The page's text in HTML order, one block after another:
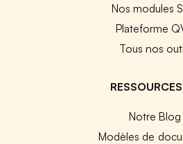
Nos modules
Plateforme
Tous nos
Notre Blog
Modèles de